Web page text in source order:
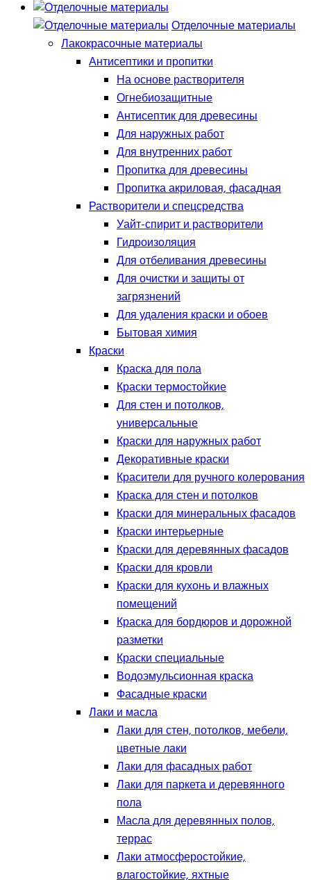
Отделочные материалы
Лакокрасочные материалы
Антисептики и пропитки
На основе растворителя
Огнебиозащитные
Антисептик для древесины
Для наружных работ
Для внутренних работ
Пропитка для древесины
Пропитка акриловая, фасадная
Растворители и спецсредства
Уайт-спирит и растворители
Гидроизоляция
Для отбеливания древесины
Для очистки и защиты от
загрязнений
Для удаления краски и обоев
Бытовая химия
Краски
Краска для пола
Краски термостойкие
Для стен и потолков,
универсальные
Краски для наружных работ
Декоративные краски
Красители для ручного колерования
Краска для стен и потолков
Краски для минеральных фасадов
Краски интерьерные
Краски для деревянных фасадов
Краски для кровли
Краски для кухонь и влажных
помещений
Краска для бордюров и дорожной
разметки
Краски специальные
Водоэмульсионная краска
Фасадные краски
Лаки и масла
Лаки для стен, потолков, мебели,
цветные лаки
Лаки для фасадных работ
Лаки для паркета и деревянного
пола
Масла для деревянных полов,
террас
Лаки атмосферостойкие,
влагостойкие, яхтные